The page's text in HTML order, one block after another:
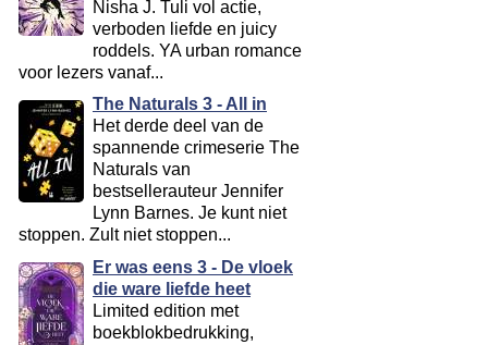
Nisha J. Tuli vol actie,
verboden liefde en juicy
roddels. YA urban romance
voor lezers vanaf...
The Naturals 3 - All in
Het derde deel van de
spannende crimeserie The
Naturals van
bestsellerauteur Jennifer
Lynn Barnes. Je kunt niet
stoppen. Zult niet stoppen...
Er was eens 3 - De vloek
die ware liefde heet
Limited edition met
boekblokbedrukking,